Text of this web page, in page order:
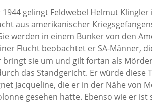
gelingt Feldwebel Helmut
aus amerikanischer
werden in einem Bunker von den
Flucht beobachtet er SA-Männer,
bringt sie um und gilt fortan als
das Standgericht. Er würde diese
Jacqueline, die er in der Nähe von
gesehen hatte. Ebenso wie er